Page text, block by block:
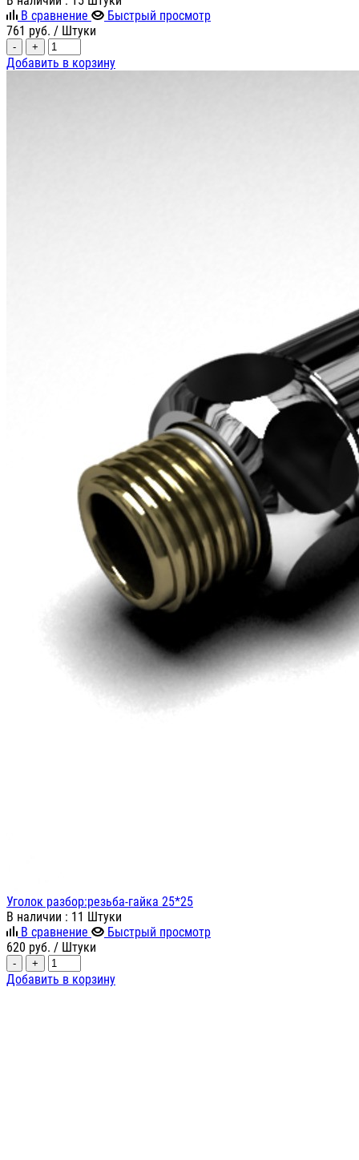
В сравнение
Быстрый просмотр
761 руб. / Штуки
- +
Добавить в корзину
Уголок разбор:резьба-гайка 25*25
В наличии : 11 Штуки
В сравнение
Быстрый просмотр
620 руб. / Штуки
- +
Добавить в корзину